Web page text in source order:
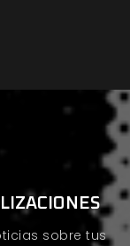
sobre tus